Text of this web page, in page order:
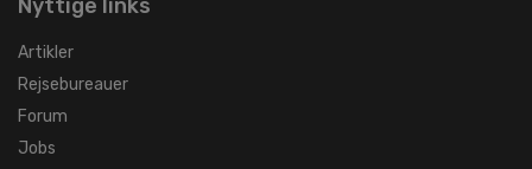
Nyttige links
Artikler
Rejsebureauer
Forum
Jobs